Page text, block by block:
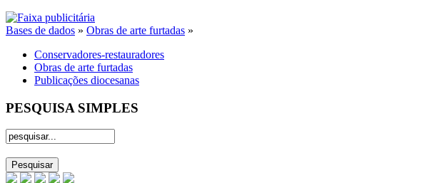
Bases de dados » Obras de arte furtadas »
Conservadores-restauradores
Obras de arte furtadas
Publicações diocesanas
PESQUISA SIMPLES